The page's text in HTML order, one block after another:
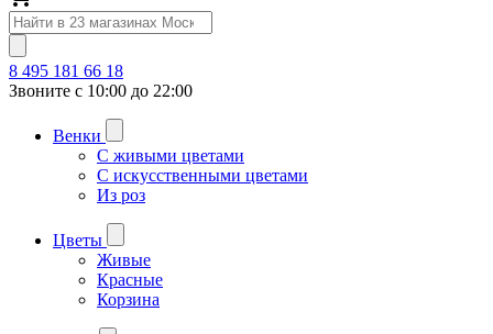
8 495 181 66 18
Звоните с 10:00 до 22:00
Венки
С живыми цветами
С искусственными цветами
Из роз
Цветы
Живые
Красные
Корзина